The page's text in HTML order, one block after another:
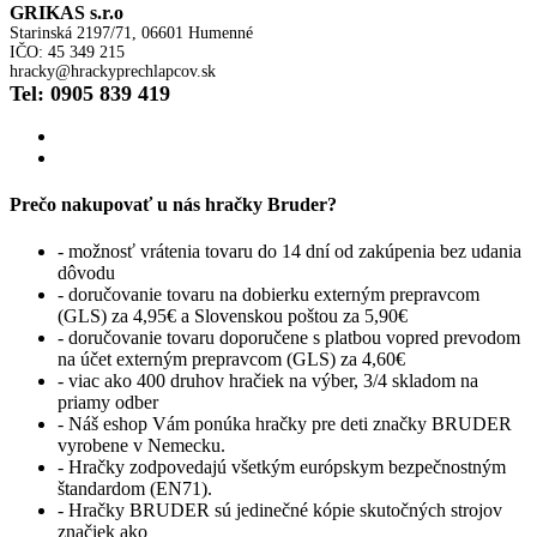
GRIKAS s.r.o
Starinská 2197/71, 06601 Humenné
IČO: 45 349 215
hracky@hrackyprechlapcov.sk
Tel: 0905 839 419
Prečo nakupovať u nás hračky Bruder?
- možnosť vrátenia tovaru do 14 dní od zakúpenia bez udania
dôvodu
- doručovanie tovaru na dobierku externým prepravcom
(GLS) za 4,95€ a Slovenskou poštou za 5,90€
- doručovanie tovaru doporučene s platbou vopred prevodom
na účet externým prepravcom (GLS) za 4,60€
- viac ako 400 druhov hračiek na výber, 3/4 skladom na
priamy odber
- Náš eshop Vám ponúka hračky pre deti značky BRUDER
vyrobene v Nemecku.
- Hračky zodpovedajú všetkým európskym bezpečnostným
štandardom (EN71).
- Hračky BRUDER sú jedinečné kópie skutočných strojov
značiek ako